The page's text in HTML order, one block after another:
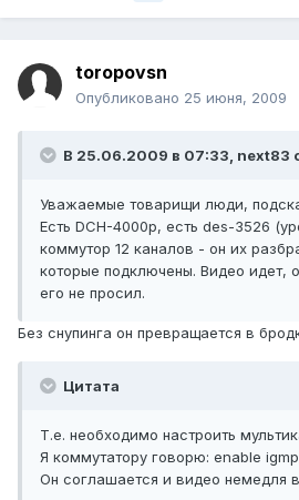
toropovsn
Опубликовано 25 июня, 2009
В 25.06.2009 в 07:33, next83
Уважаемые товарищи люди,
Есть DCH-4000p, есть des-3526
коммутор 12 каналов - он их
которые подключены. Видео идет,
его не просил.
Без снупинга он превращается в
Цитата
Т.е. необходимо настроить
Я коммутатору говорю: enable
Он соглашается и видео немедля